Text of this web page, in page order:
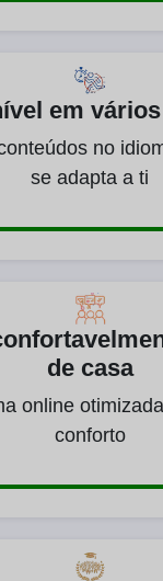
em
no
se adapta a ti
de casa
online
conforto